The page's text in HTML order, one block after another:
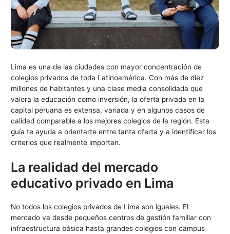
Lima es una de las ciudades con mayor concentración de
colegios privados de toda Latinoamérica. Con más de diez
millones de habitantes y una clase media consolidada que
valora la educación como inversión, la oferta privada en la
capital peruana es extensa, variada y en algunos casos de
calidad comparable a los mejores colegios de la región. Esta
guía te ayuda a orientarte entre tanta oferta y a identificar los
criterios que realmente importan.
La realidad del mercado
educativo privado en Lima
No todos los colegios privados de Lima son iguales. El
mercado va desde pequeños centros de gestión familiar con
infraestructura básica hasta grandes colegios con campus